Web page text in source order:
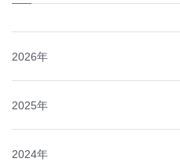
2026年
2025年
2024年